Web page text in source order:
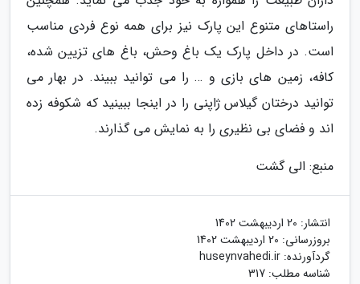
راستاهای متنوع این پارک نیز برای همه نوع فردی مناسب
است. در داخل پارک یک باغ وحش، باغ های تزیین شده،
کافه، زمین های بازی و … را می توانید ببیند. در بهار می
توانید درختان گیلاس ژاپنی را در اینجا ببینید که شکوفه زده
اند و فضای بی نظیری را به نمایش می گذارند.
منبع: الی گشت
انتشار: 20 اردیبهشت 1402
بروزرسانی: 20 اردیبهشت 1402
گردآورنده: huseynvahedi.ir
شناسه مطلب: 317